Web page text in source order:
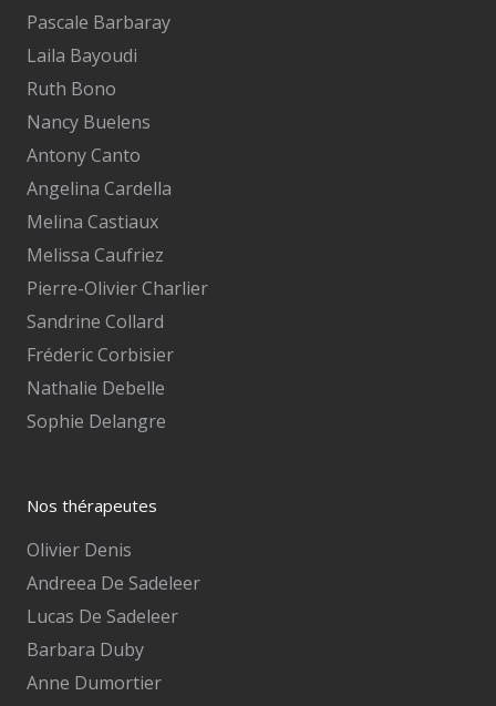
Pascale Barbaray
Laila Bayoudi
Ruth Bono
Nancy Buelens
Antony Canto
Angelina Cardella
Melina Castiaux
Melissa Caufriez
Pierre-Olivier Charlier
Sandrine Collard
Fréderic Corbisier
Nathalie Debelle
Sophie Delangre
Nos thérapeutes
Olivier Denis
Andreea De Sadeleer
Lucas De Sadeleer
Barbara Duby
Anne Dumortier